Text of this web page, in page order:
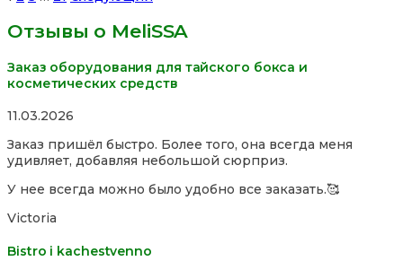
Reviews
навигация
Отзывы о MeliSSA
Заказ оборудования для тайского бокса и
косметических средств
Rated
out
of
11.03.2026
Заказ пришёл быстро. Более того, она всегда меня
удивляет, добавляя небольшой сюрприз.
У нее всегда можно было удобно все заказать.🥰
Victoria
Bistro i kachestvenno